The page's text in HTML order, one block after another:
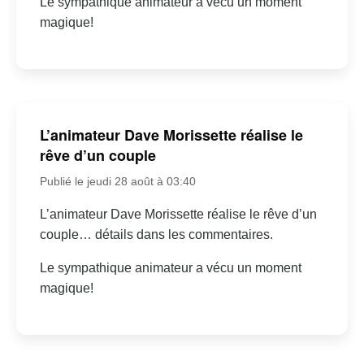
magique!
L’animateur Dave Morissette réalise le
rêve d’un couple
Publié le jeudi 28 août à 03:40
L’animateur Dave Morissette réalise le rêve d’un
couple… détails dans les commentaires.
Le sympathique animateur a vécu un moment
magique!